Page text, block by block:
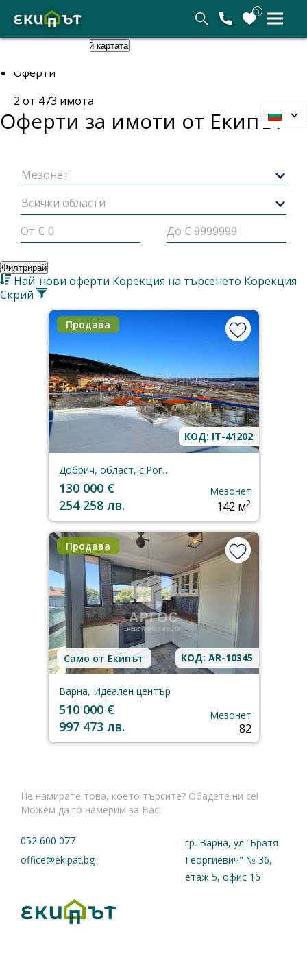
0
Скрий картата
Оферти
2 от 473 имота
Оферти за имоти от Екипът
Мезонет
Всички области
От €
До €
Филтрирай
Най-нови оферти Корекция на търсенето Корекция
Скрий
Продава
КОД: IT-41202
Добрич, област, с.Рогачево
130 000 €
254 258 лв.
Мезонет
142 м2
Продава
Само от Екипът КОД: AR-10345
Варна, Идеален център
510 000 €
997 473 лв.
Мезонет
82
Не намирате това, което търсите? Обадете ни се!
Можем да го намерим за Вас!
052 600 077
office@ekipat.bg
гр. Варна, ул."Братя
Георгиевич" № 36,
етаж 5, офис 16